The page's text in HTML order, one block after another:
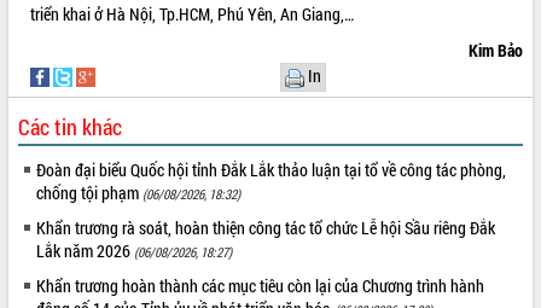
chuyển đổi số
Hồ Thị Nguyên Thảo làm việc tại Trung
tâm Phục vụ hành chính công xã Ea
Phê
Xây dựng nền hành chính số đồng
hành cùng nông dân dân, doanh nghiệp
Giai đoạn 2026-2030, Đắk Lắk phấn
đấu có 77% xã đạt chuẩn nông thôn
mới
Chuyển đổi số 'mở đường' cho nông
triển khai ở Hà Nội, Tp.HCM, Phú Yên, An Giang,…
Kim Bảo
In
Các tin khác
Đoàn đại biểu Quốc hội tỉnh Đắk Lắk thảo luận tại tổ về công tác phòng,
chống tội phạm (06/08/2026, 18:32)
Khẩn trương rà soát, hoàn thiện công tác tổ chức Lễ hội Sầu riêng Đắk
Lắk năm 2026 (06/08/2026, 18:27)
Khẩn trương hoàn thành các mục tiêu còn lại của Chương trình hành